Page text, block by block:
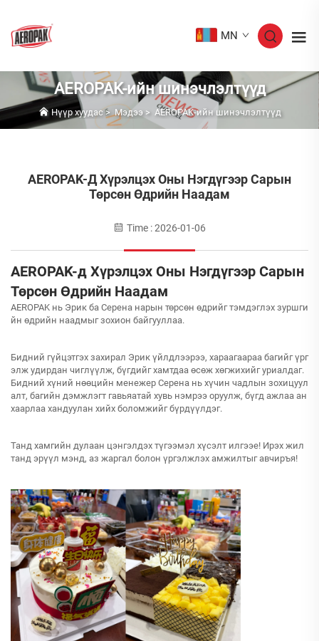
MN
AEROPAK-ийн шинэчлэлтүүд
Нүүр хуудас>Мэдээ> AEROPAK-ийн шинэчлэлтүүд
AEROPAK-Д Хүрэлцэх Оны Нэгдүгээр Сарын
Төрсөн Өдрийн Наадам
Time : 2026-01-06
AEROPAK-д Хүрэлцэх Оны Нэгдүгээр Сарын
Төрсөн Өдрийн Наадам
AEROPAK нь Эрик ба Серена нарын төрсөн өдрийг тэмдэглэх зуршги
йн өдрийн наадмыг зохион байгууллаа.
Бидний гүйцэтгэх захирал Эрик үйлдлээрээ, хараагаараа багийг үрг
элж удирдан чиглүүлж, бүгдийг хамтдаа өсөж хөгжихийг уриалдаг.
Бидний хүний нөөцийн менежер Серена нь хүчин чадлын зохицуул
алт, багийн дэмжлэгт гавьяатай хувь нэмрээ оруулж, бүгд ажлаа ан
хаарлаа хандуулан хийх боломжийг бүрдүүлдэг.
Танд хамгийн дулаан цэнгэлдэх түгээмэл хүсэлт илгээе! Ирэх жил
танд эрүүл мэнд, аз жаргал болон үргэлжлэх амжилтыг авчиръя!